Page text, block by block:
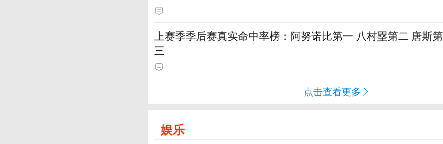
上赛季季后赛真实命中率榜：阿努诺比第一 八村塁第二 唐斯第
三
点击查看更多
娱乐